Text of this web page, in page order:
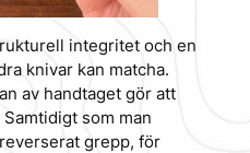
integritet och en
knivar kan matcha.
av handtaget gör att
som man
grepp, för